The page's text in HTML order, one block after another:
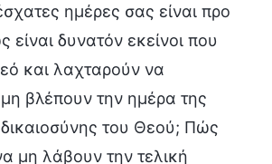
ημέρες σας είναι προ
δυνατόν εκείνοι που
και λαχταρούν να
βλέπουν την ημέρα της
του Θεού; Πώς
μη λάβουν την τελική